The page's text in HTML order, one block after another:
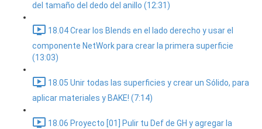
del tamaño del dedo del anillo (12:31)
18.04 Crear los Blends en el lado derecho y usar el
componente NetWork para crear la primera superficie
(13:03)
18.05 Unir todas las superficies y crear un Sólido, para
aplicar materiales y BAKE! (7:14)
18.06 Proyecto [01] Pulir tu Def de GH y agregar la